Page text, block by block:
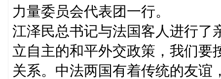
力量委员会代表团一行。
江泽民总书记与法国客人进行了
立自主的和平外交政策，我们要
关系。中法两国有着传统的友谊